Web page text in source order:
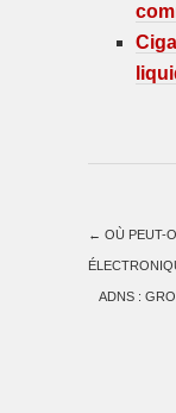
← OÙ PEUT-
ADNS :